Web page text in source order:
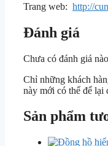
Trang web: http://
Đánh giá
Chưa có đánh giá
Chỉ những khách
này mới có thể để lại
Sản phẩm